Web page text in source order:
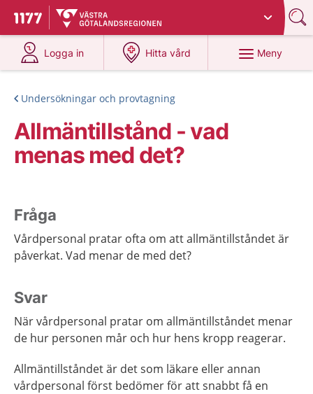
Till startsidan för 1177
Du har valt region
Logga in
på 1177.se
Hitta vård
på 1177.se
Meny
Undersökningar och provtagning
Allmäntillstånd - vad
menas med det?
Fråga
Vårdpersonal pratar ofta om att allmäntillståndet är
påverkat. Vad menar de med det?
Svar
När vårdpersonal pratar om allmäntillståndet menar
de hur personen mår och hur hens kropp reagerar.
Allmäntillståndet är det som läkare eller annan
vårdpersonal först bedömer för att snabbt få en